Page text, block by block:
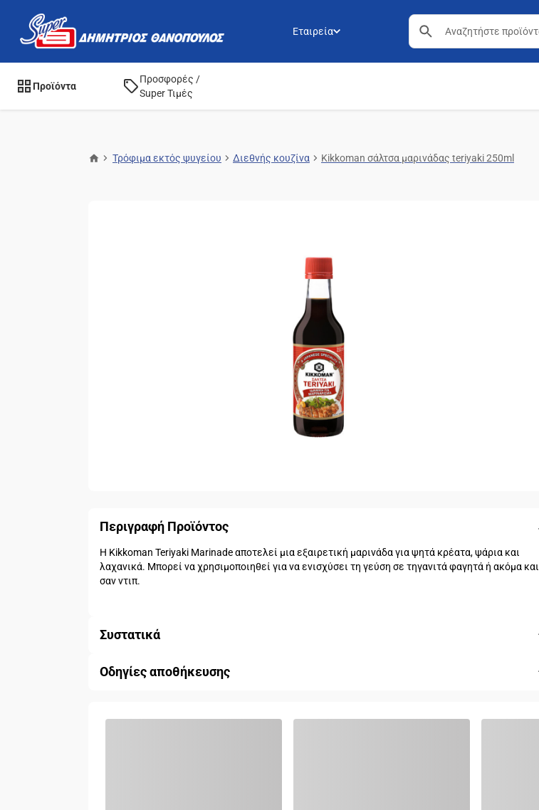
Εταιρεία
Προϊόντα
Προσφορές /
Super Τιμές
Τρόφιμα εκτός ψυγείου Διεθνής κουζίνα Kikkoman σάλτσα μαρινάδας teriyaki 250ml
Περιγραφή Προϊόντος
Η Kikkoman Teriyaki Marinade αποτελεί μια εξαιρετική μαρινάδα για ψητά κρέατα, ψάρια και
λαχανικά. Μπορεί να χρησιμοποιηθεί για να ενισχύσει τη γεύση σε τηγανιτά φαγητά ή ακόμα και
σαν ντιπ.
Συστατικά
Οδηγίες αποθήκευσης